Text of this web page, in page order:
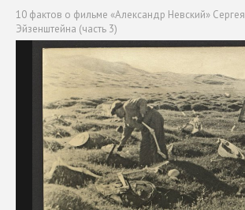
10 фактов о фильме «Александр Невский» Сергея
Эйзенштейна (часть 3)